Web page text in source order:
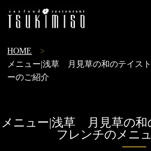
HOME
メニュー|浅草 月見草の和のテイス
ーのご紹介
メニュー|浅草 月見草の和
フレンチのメニ